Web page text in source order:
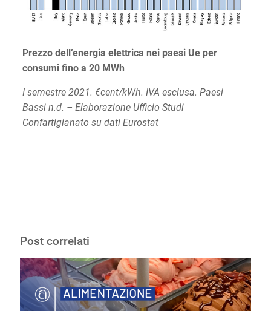
Prezzo dell’energia elettrica nei paesi Ue per
consumi fino a 20 MWh
I semestre 2021. €cent/kWh. IVA esclusa. Paesi
Bassi n.d. – Elaborazione Ufficio Studi
Confartigianato su dati Eurostat
Post correlati